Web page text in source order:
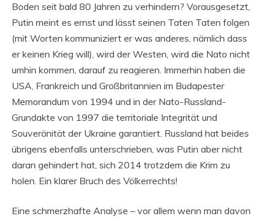
Boden seit bald 80 Jahren zu verhindern? Vorausgesetzt,
Putin meint es ernst und lässt seinen Taten Taten folgen
(mit Worten kommuniziert er was anderes, nämlich dass
er keinen Krieg will), wird der Westen, wird die Nato nicht
umhin kommen, darauf zu reagieren. Immerhin haben die
USA, Frankreich und Großbritannien im Budapester
Memorandum von 1994 und in der Nato-Russland-
Grundakte von 1997 die territoriale Integrität und
Souveränität der Ukraine garantiert. Russland hat beides
übrigens ebenfalls unterschrieben, was Putin aber nicht
daran gehindert hat, sich 2014 trotzdem die Krim zu
holen. Ein klarer Bruch des Völkerrechts!
Eine schmerzhafte Analyse – vor allem wenn man davon